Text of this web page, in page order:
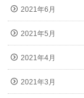
2021年6月
2021年5月
2021年4月
2021年3月